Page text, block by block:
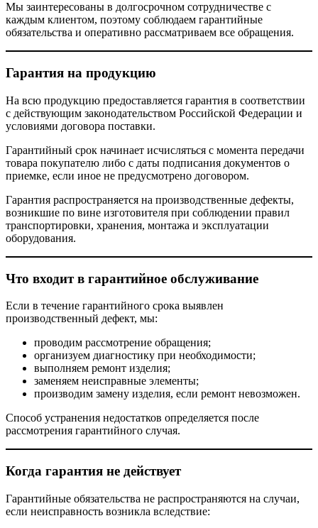
Мы заинтересованы в долгосрочном сотрудничестве с
каждым клиентом, поэтому соблюдаем гарантийные
обязательства и оперативно рассматриваем все обращения.
Гарантия на продукцию
На всю продукцию предоставляется гарантия в соответствии
с действующим законодательством Российской Федерации и
условиями договора поставки.
Гарантийный срок начинает исчисляться с момента передачи
товара покупателю либо с даты подписания документов о
приемке, если иное не предусмотрено договором.
Гарантия распространяется на производственные дефекты,
возникшие по вине изготовителя при соблюдении правил
транспортировки, хранения, монтажа и эксплуатации
оборудования.
Что входит в гарантийное обслуживание
Если в течение гарантийного срока выявлен
производственный дефект, мы:
проводим рассмотрение обращения;
организуем диагностику при необходимости;
выполняем ремонт изделия;
заменяем неисправные элементы;
производим замену изделия, если ремонт невозможен.
Способ устранения недостатков определяется после
рассмотрения гарантийного случая.
Когда гарантия не действует
Гарантийные обязательства не распространяются на случаи,
если неисправность возникла вследствие: